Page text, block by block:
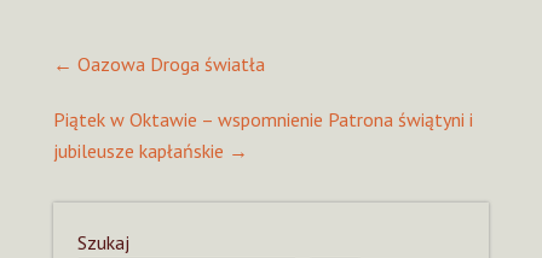
navigation
← Oazowa Droga światła
Piątek w Oktawie – wspomnienie Patrona świątyni i
jubileusze kapłańskie →
Szukaj